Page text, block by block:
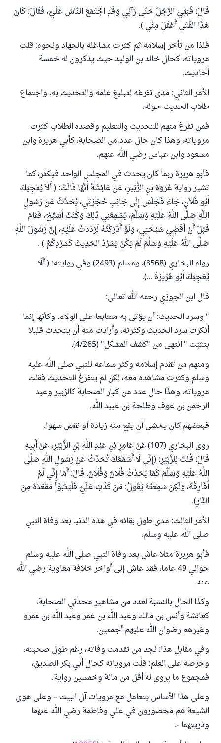
قَالَ: فَبَقِيَ الرَّجُلُ حَتَّى رَآنِي وَقَدِ اجْتَمَعَ النَّاسُ عَلَيَّ، فَقَالَ: كَانَ
هَذَا الْفَتَى أَعْقَلَ مِنِّي ).
فلذا من تأخر إسلامه ثم كثرت مشاغله بالجهاد ونحوه: قلت
مروياته، كحال خالد بن الوليد حيث يذكرون له خمسة
أحاديث.
الأمر الثاني: مدى تفرغه لتبليغ علمه والتحديث به، واجتماع
طلاب الحديث حوله.
فمن تفرغ منهم للتحديث والتعليم وقصده الطلاب كثرت
مروياته، وهذا كان حال عدد من الصحابة، كأبي هريرة وابن
مسعود وابن عباس رضي الله عنهم.
فأبو هريرة ربما كان يحدث في المجلس الواحد فيكثر، كما
تشير رواية عُرْوَة بْنِ الزُّبَيْرِ، عَنْ عَائِشَةَ أَنَّهَا قَالَتْ: ( أَلاَ يُعْجِبُكَ
أَبُو فُلاَنٍ، جَاءَ فَجَلَسَ إِلَى جَانِبِ حُجْرَتِي، يُحَدِّثُ عَنْ رَسُولِ
اللَّهِ صَلَّى اللهُ عَلَيْهِ وَسَلَّمَ، يُسْمِعُنِي ذَلِكَ وَكُنْتُ أُسَبِّحُ، فَقَامَ
قَبْلَ أَنْ أَقْضِيَ سُبْحَتِي، وَلَوْ أَدْرَكْتُهُ لَرَدَدْتُ عَلَيْهِ، إِنَّ رَسُولَ اللَّهِ
صَلَّى اللهُ عَلَيْهِ وَسَلَّمَ لَمْ يَكُنْ يَسْرُدُ الحَدِيثَ كَسَرْدِكُمْ ) .
رواه البخاري (3568)، ومسلم (2493) وفي روايته: ( أَلَا
يُعْجِبُكَ أَبُو هُرَيْرَةَ ...).
قال ابن الجوزي رحمه الله تعالى:
" وسرد الحديث: أن يؤتى به متتابعا على الولاء. وكأنها إنما
أنكرت سرد الحديث وكثرته، وأرادت منه أن يتحدث قليلا
بتثبّت " انتهى من "كشف المشكل" (4/265).
ومنهم من تقدم إسلامه وكثر سماعه للنبي صلى الله عليه
وسلم وكثرت مشاهده معه، لكن لم يتفرغ للتحديث فقلت
مروياته، وهذا حال عدد من كبار الصحابة كالزبير وعبد
الرحمن بن عوف وطلحة بن عبيد الله.
فبعضهم كان يخشى أن يقع منه زيادة أو نقص سهوا.
روى البخاري (107) عَنْ ‌عَامِرِ بْنِ عَبْدِ اللهِ بْنِ الزُّبَيْرِ، عَنْ ‌أَبِيهِ
قَالَ: قُلْتُ ‌لِلزُّبَيْرِ: (إِنِّي لَا أَسْمَعُكَ تُحَدِّثُ عَنْ رَسُولِ اللهِ صَلَّى
اللهُ عَلَيْهِ وَسَلَّمَ كَمَا يُحَدِّثُ فُلَانٌ وَفُلَانٌ. قَالَ: أَمَا إِنِّي لَمْ
أُفَارِقْهُ، وَلَكِنْ سَمِعْتُهُ يَقُولُ: مَنْ كَذَبَ عَلَيَّ فَلْيَتَبَوَّأْ مَقْعَدَهُ مِنَ
النَّارِ).
الأمر الثالث: مدى طول بقائه في هذه الدنيا بعد وفاة النبي
صلى الله عليه وسلم.
فأبو هريرة مثلا عاش بعد وفاة النبي صلى الله عليه وسلم
حوالي 49 عاما، فقد عاش إلى أواخر خلافة معاوية رضي الله
عنه.
وكذا الحال بالنسبة لعدد من مشاهير محدثي الصحابة،
كعائشة وأنس بن مالك وعبد الله بن عمر وعبد الله بن عمرو
وغيرهم رضوان الله عليهم أجمعين.
وفي مقابل هذا: نجد من تقدمت وفاته، رغم طول صحبته،
وحرصه على العلم: قلّت مروياته كحال أبي بكر الصديق،
فمجموع ما يروى له أقل من مائة وخمسين رواية.
وعلى هذا الأساس يتعامل مع مرويات آل البيت – وعلى هوى
الشيعة هم محصورون في علي وفاطمة رضي الله عنهما
وذريتهما -.